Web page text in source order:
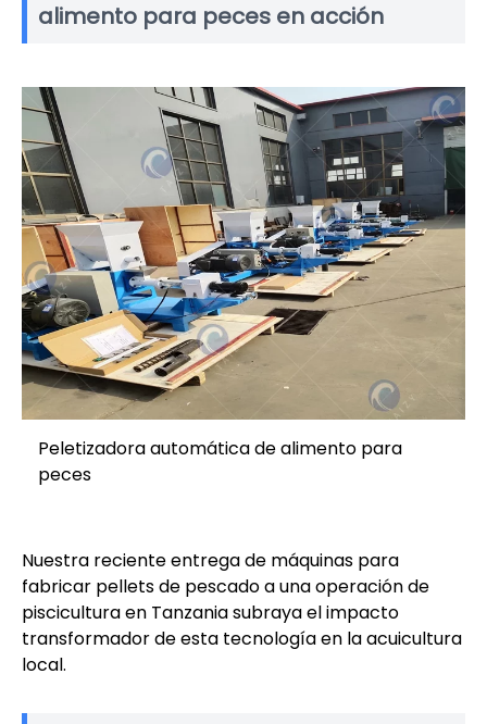
alimento para peces en acción
Peletizadora automática de alimento para
peces
Nuestra reciente entrega de máquinas para
fabricar pellets de pescado a una operación de
piscicultura en Tanzania subraya el impacto
transformador de esta tecnología en la acuicultura
local.